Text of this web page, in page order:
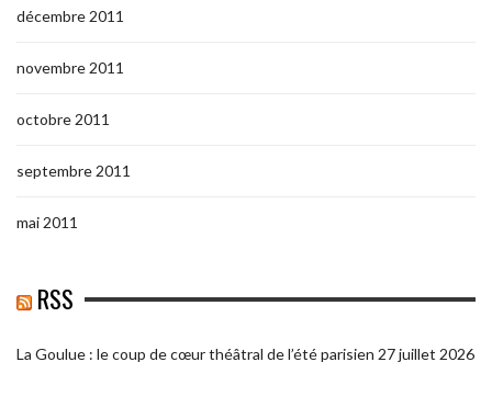
décembre 2011
novembre 2011
octobre 2011
septembre 2011
mai 2011
RSS
La Goulue : le coup de cœur théâtral de l’été parisien 27 juillet 2026